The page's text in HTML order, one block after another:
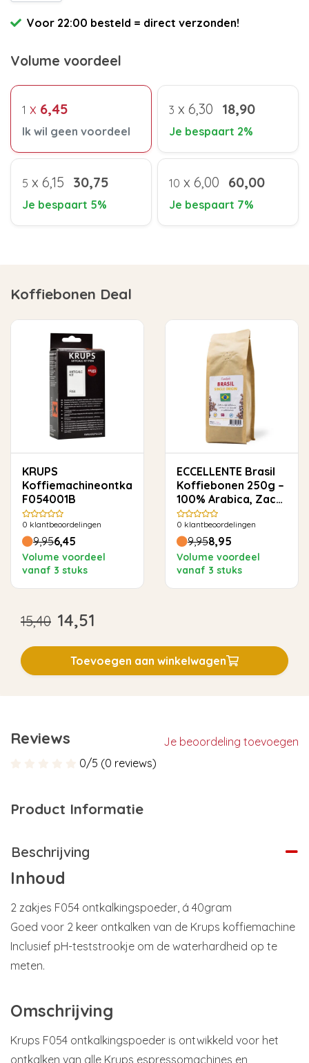
Voor 22:00 besteld = direct verzonden!
Volume voordeel
1 x 6,45
Ik wil geen voordeel
3 x 6,30 18,90
Je bespaart 2%
5 x 6,15 30,75
Je bespaart 5%
10 x 6,00 60,00
Je bespaart 7%
Koffiebonen Deal
KRUPS
Koffiemachineontkalker
F054001B
0 klantbeoordelingen
9,956,45
Volume voordeel
vanaf 3 stuks
ECCELLENTE Brasil
Koffiebonen 250g –
100% Arabica, Zacht
& Rond
0 klantbeoordelingen
9,958,95
Volume voordeel
vanaf 3 stuks
15,40 14,51
Toevoegen aan winkelwagen
Reviews
Je beoordeling toevoegen
0/5 (0 reviews)
Product Informatie
Beschrijving
Inhoud
2 zakjes F054 ontkalkingspoeder, á 40gram
Goed voor 2 keer ontkalken van de Krups koffiemachine
Inclusief pH-teststrookje om de waterhardheid op te
meten.
Omschrijving
Krups F054 ontkalkingspoeder is ontwikkeld voor het
ontkalken van alle Krups espressomachines en